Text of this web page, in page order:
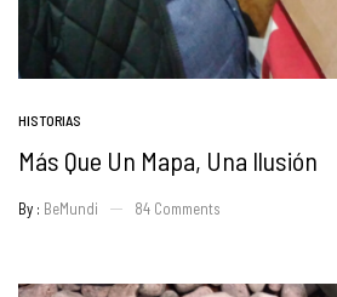
HISTORIAS
Más Que Un Mapa, Una Ilusión
By : BeMundi 84 Comments